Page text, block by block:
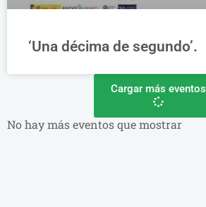
‘Una décima de segundo’.
Cargar más eventos
No hay más eventos que mostrar